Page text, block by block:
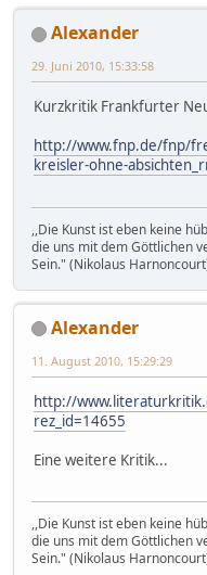
Alexander
29. Juni 2010, 15:33:58
Kurzkritik Frankfurter
http://www.fnp.de/fnp/
kreisler-ohne-
,,Die Kunst ist eben keine
die uns mit dem Göttlichen
Sein." (Nikolaus
Alexander
11. August 2010, 15:29:29
http://
rez_id=14655
Eine weitere Kritik...
,,Die Kunst ist eben keine
die uns mit dem Göttlichen
Sein." (Nikolaus